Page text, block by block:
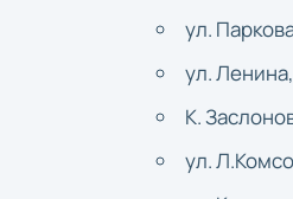
ул.
ул.
К.
ул.